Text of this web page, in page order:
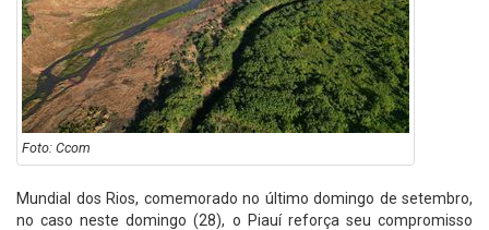
Foto: Ccom
Mundial dos Rios, comemorado no último domingo de setembro,
no caso neste domingo (28), o Piauí reforça seu compromisso